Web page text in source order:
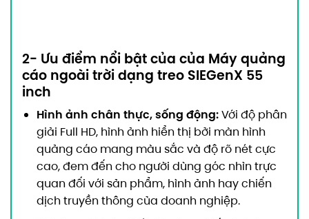
2- Ưu điểm nổi bật của của Máy quảng
cáo ngoài trời dạng treo SIEGenX 55
inch
Hình ảnh chân thực, sống động:Với độ phân
giải Full HD, hình ảnh hiển thị bởi màn hình
quảng cáo mang màu sắc và độ rõ nét cực
cao, đem đến cho người dùng góc nhìn trực
quan đối với sản phẩm, hình ảnh hay chiến
dịch truyền thông của doanh nghiệp.